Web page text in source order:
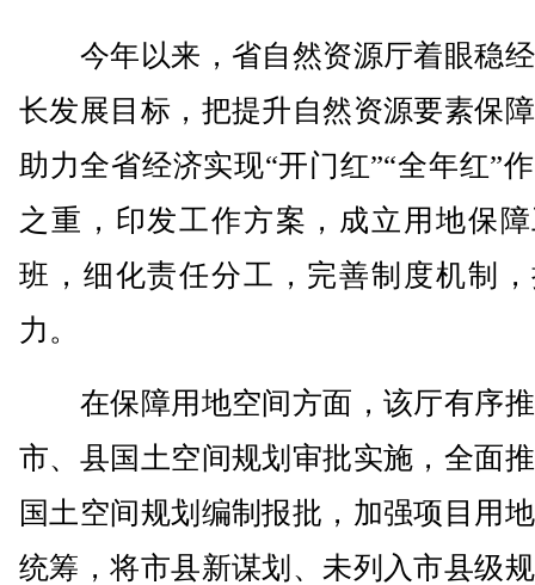
今年以来，省自然资源厅着眼稳
长发展目标，把提升自然资源要素保
助力全省经济实现“开门红”“全年红”
之重，印发工作方案，成立用地保
班，细化责任分工，完善制度机制
力。
在保障用地空间方面，该厅有序
市、县国土空间规划审批实施，全面
国土空间规划编制报批，加强项目用
统筹，将市县新谋划、未列入市县级